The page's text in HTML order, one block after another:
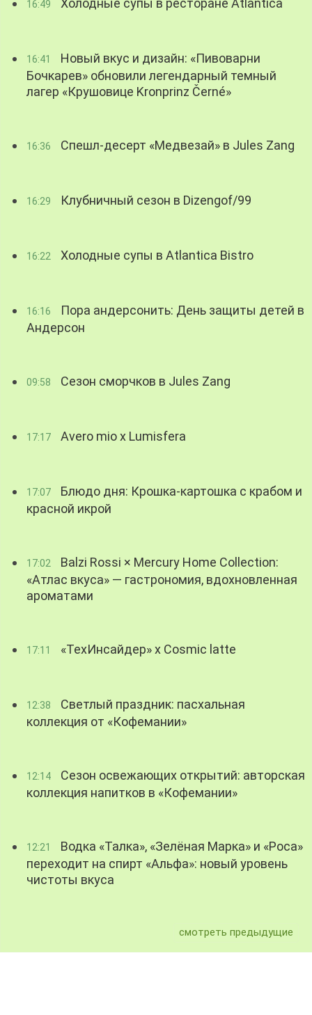
16:49 Холодные супы в ресторане Atlantica
16:41
Новый вкус и дизайн: «Пивоварни
Бочкарев» обновили легендарный темный
лагер «Крушовице Kronprinz Černé»
16:36 Спешл-десерт «Медвезай» в Jules Zang
16:29 Клубничный сезон в Dizengof/99
16:22 Холодные супы в Atlantica Bistro
16:16
Пора андерсонить: День защиты детей в
Андерсон
09:58 Сезон сморчков в Jules Zang
17:17 Avero mio x Lumisfera
17:07
Блюдо дня: Крошка-картошка с крабом и
красной икрой
17:02
Balzi Rossi × Mercury Home Collection:
«Атлас вкуса» — гастрономия, вдохновленная
ароматами
17:11 «ТехИнсайдер» х Cosmic latte
12:38
Светлый праздник: пасхальная
коллекция от «Кофемании»
12:14
Сезон освежающих открытий: авторская
коллекция напитков в «Кофемании»
12:21
Водка «Талка», «Зелёная Марка» и «Роса»
переходит на спирт «Альфа»: новый уровень
чистоты вкуса
смотреть предыдущие